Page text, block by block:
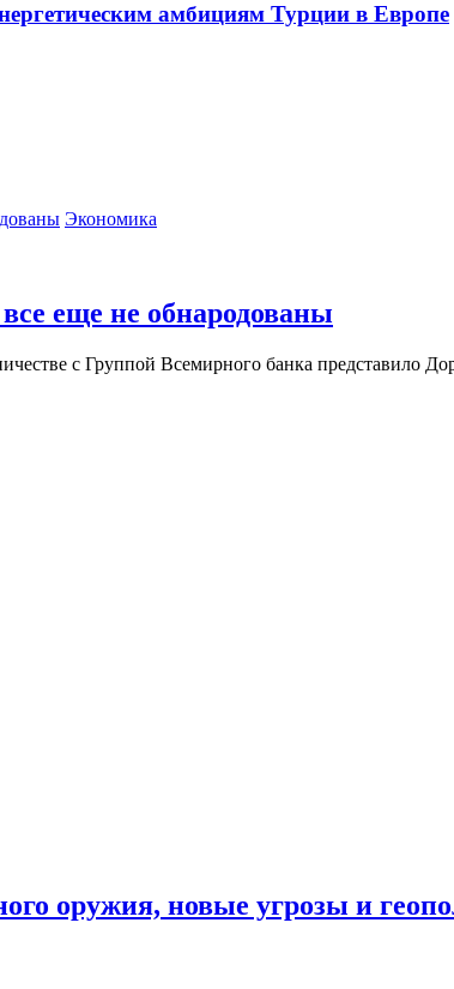
амбициям Турции в Европе
Экономика
еще не обнародованы
с Группой Всемирного банка представило
оружия, новые угрозы и